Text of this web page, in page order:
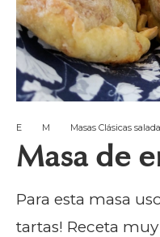
E M Masas Clásicas
Masa de
Para esta masa
tartas! Receta